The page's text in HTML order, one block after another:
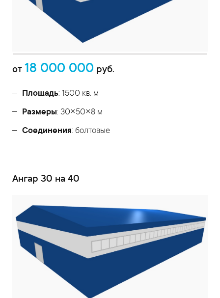
от 18 000 000 руб.
Площадь: 1500 кв. м
Размеры: 30×50×8 м
Соединения: болтовые
Ангар 30 на 40